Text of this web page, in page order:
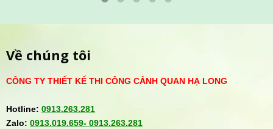
Về chúng tôi
CÔNG TY THIẾT KẾ THI CÔNG CẢNH QUAN HẠ LONG
Hotline: 0913.263.281
Zalo: 0913.019.659- 0913.263.281